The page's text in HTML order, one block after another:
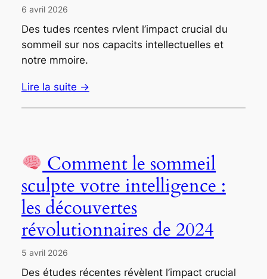
6 avril 2026
Des tudes rcentes rvlent l’impact crucial du
sommeil sur nos capacits intellectuelles et
notre mmoire.
Lire la suite →
Comment le sommeil
sculpte votre intelligence :
les découvertes
révolutionnaires de 2024
5 avril 2026
Des études récentes révèlent l’impact crucial